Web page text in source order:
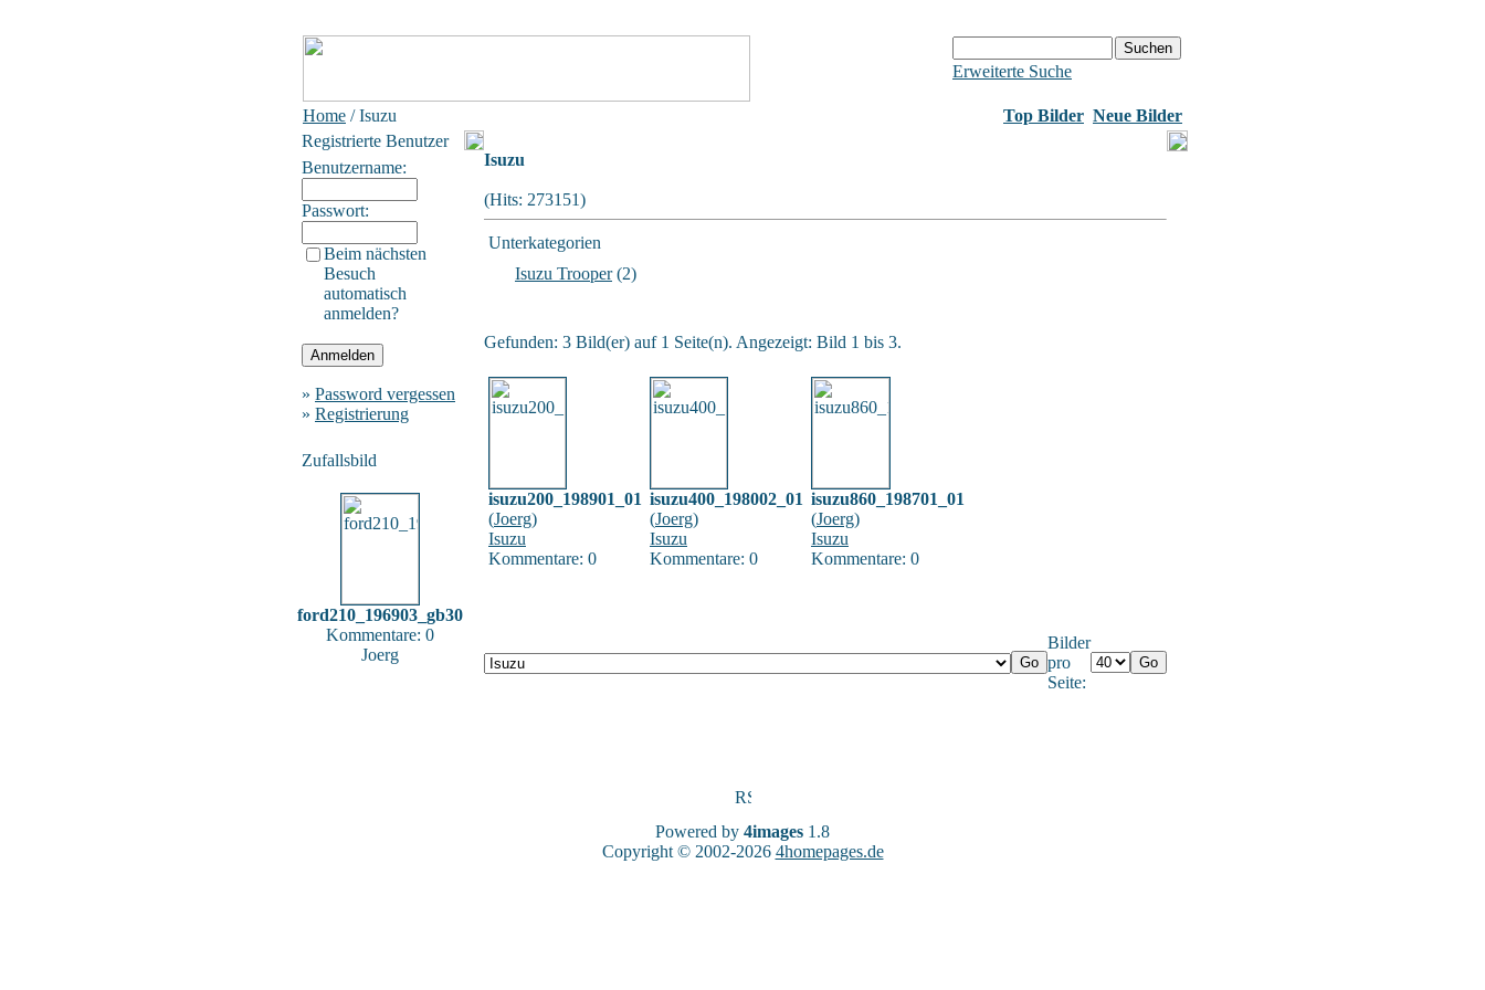
Erweiterte Suche
Home / Isuzu Top Bilder Neue Bilder
Registrierte Benutzer
Benutzername:
Passwort:
Beim nächsten
Besuch
automatisch
anmelden?
» Password vergessen
» Registrierung
Zufallsbild
ford210_196903_gb30
Kommentare: 0
Joerg
Isuzu
(Hits: 273151)
Unterkategorien
Isuzu Trooper(2)
Gefunden: 3 Bild(er) auf 1 Seite(n). Angezeigt: Bild 1 bis 3.
isuzu200_198901_01
(Joerg)
Isuzu
Kommentare: 0
isuzu400_198002_01
(Joerg)
Isuzu
Kommentare: 0
isuzu860_198701_01
(Joerg)
Isuzu
Kommentare: 0
Bilder
pro
Seite:
Powered by 4images 1.8
Copyright © 2002-2026 4homepages.de